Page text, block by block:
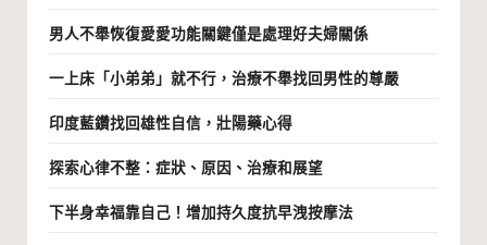
男人不舉恢復愛愛功能關鍵僅是處理好夫婦關係
一上床「小弟弟」就不行，治療不舉找回男性的尊嚴
印度藍鑽找回雄性自信，壯陽藥心得
探索心律不整：症狀、原因、治療和展望
下半身幸福靠自己！增加持久度抗早洩按摩法